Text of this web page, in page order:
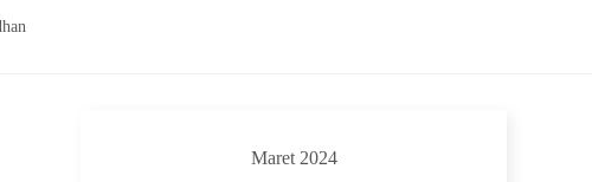
Maret 2024